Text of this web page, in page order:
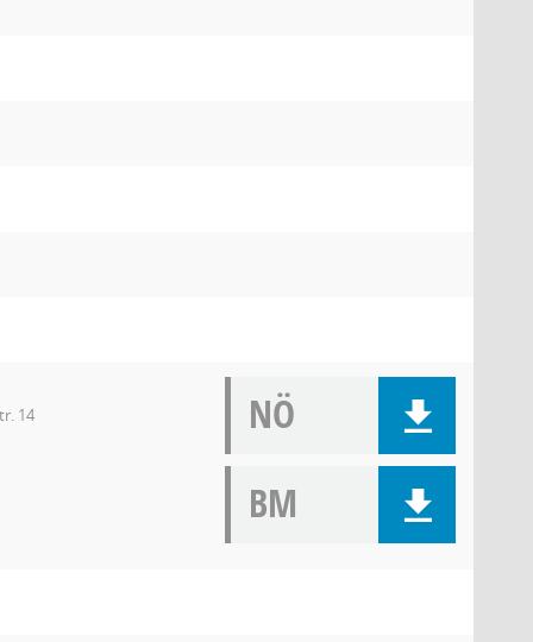
14
NÖ
BM